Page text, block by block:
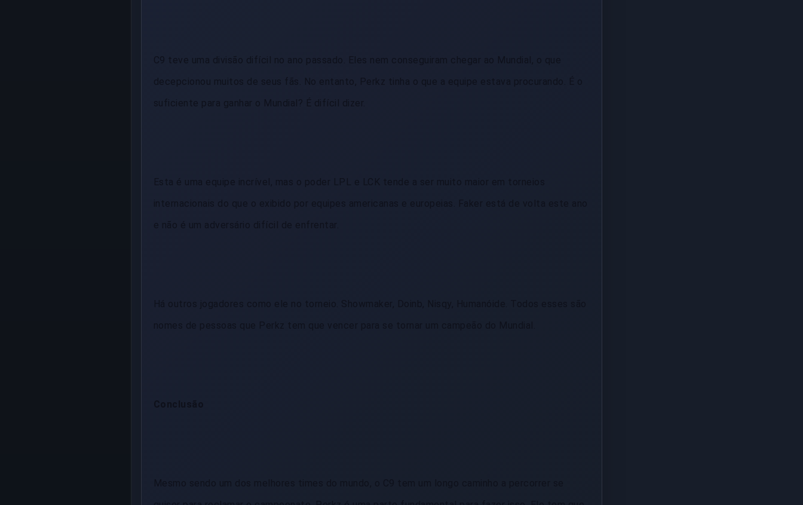
C9 teve uma divisão difícil no ano passado. Eles nem conseguiram chegar ao Mundial, o que
decepcionou muitos de seus fãs. No entanto, Perkz tinha o que a equipe estava procurando. É o
suficiente para ganhar o Mundial? É difícil dizer.
Esta é uma equipe incrível, mas o poder LPL e LCK tende a ser muito maior em torneios
internacionais do que o exibido por equipes americanas e europeias. Faker está de volta este ano
e não é um adversário difícil de enfrentar.